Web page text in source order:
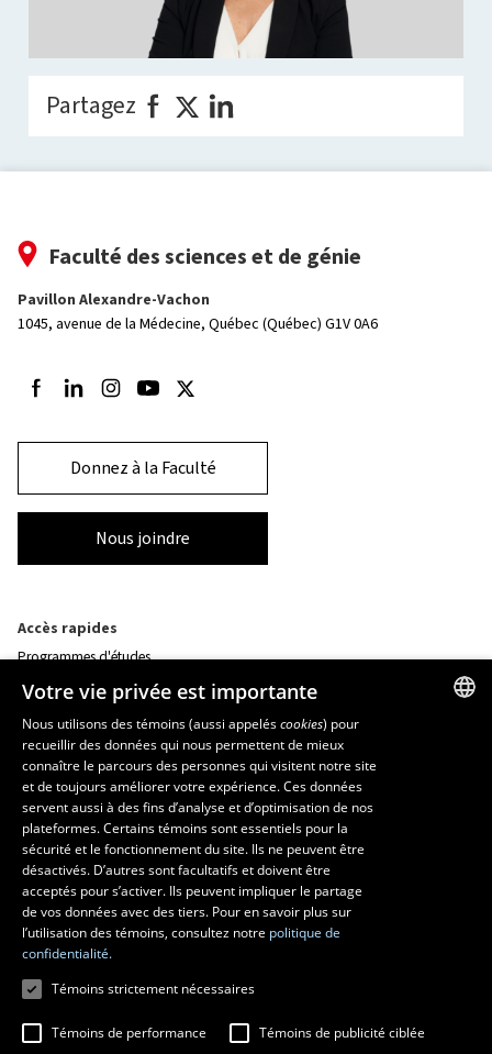
Partagez
Faculté des sciences et de génie
Pavillon Alexandre-Vachon
1045, avenue de la Médecine, Québec (Québec) G1V 0A6
Suivez-nous sur Facebook
Suivez-nous sur LinkedIn
Suivez-nous sur Instagram
Suivez-nous sur Youtube
Suivez-nous sur Twitter
Donnez à la Faculté
Nous joindre
Accès rapides
Programmes d'études
Nos départements et école
Foire aux questions
Ressources
monPortail
MESURES D'URGENCE
Composer le418 656-5555
Votre vie privée est importante
Nous utilisons des témoins (aussi appeléscookies) pour
recueillir des données qui nous permettent de mieux
connaître le parcours des personnes qui visitent notre site
et de toujours améliorer votre expérience. Ces données
servent aussi à des fins d’analyse et d’optimisation de nos
plateformes. Certains témoins sont essentiels pour la
sécurité et le fonctionnement du site. Ils ne peuvent être
désactivés. D’autres sont facultatifs et doivent être
acceptés pour s’activer. Ils peuvent impliquer le partage
de vos données avec des tiers. Pour en savoir plus sur
l’utilisation des témoins, consultez notre politique de
confidentialité.
Témoins strictement nécessaires
Témoins de performance Témoins de publicité ciblée